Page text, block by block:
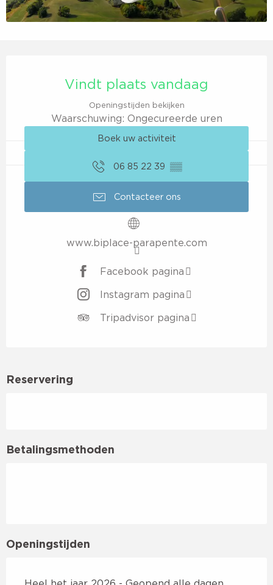
Vindt plaats vandaag
Openingstijden bekijken
Waarschuwing: Ongecureerde uren
Boek uw activiteit
06 85 22 39 ▒▒
Contacteer ons
www.biplace-parapente.com
Facebook pagina
Instagram pagina
Tripadvisor pagina
Reservering
Betalingsmethoden
Openingstijden